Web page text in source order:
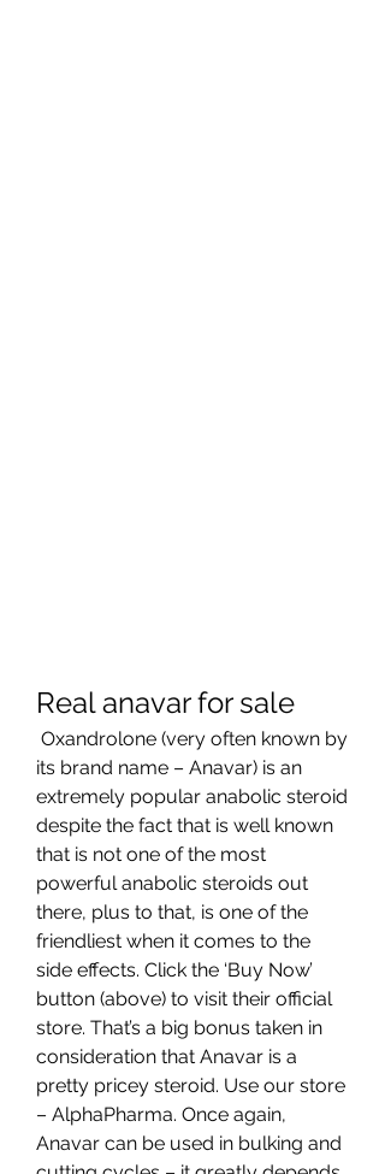
Real anavar for sale
its brand name – Anavar) is an
extremely popular anabolic steroid
despite the fact that is well known
that is not one of the most
powerful anabolic steroids out
there, plus to that, is one of the
friendliest when it comes to the
side effects. Click the ‘Buy Now’
button (above) to visit their official
store. That’s a big bonus taken in
consideration that Anavar is a
pretty pricey steroid. Use our store
– AlphaPharma. Once again,
Anavar can be used in bulking and